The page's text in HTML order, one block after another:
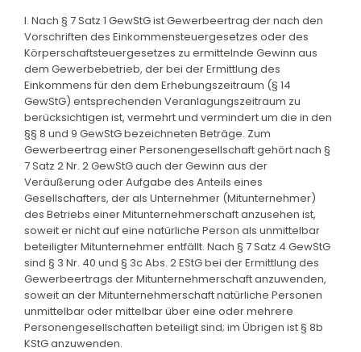
I. Nach § 7 Satz 1 GewStG ist Gewerbeertrag der nach den
Vorschriften des Einkommensteuergesetzes oder des
Körperschaftsteuergesetzes zu ermittelnde Gewinn aus
dem Gewerbebetrieb, der bei der Ermittlung des
Einkommens für den dem Erhebungszeitraum (§ 14
GewStG) entsprechenden Veranlagungszeitraum zu
berücksichtigen ist, vermehrt und vermindert um die in den
§§ 8 und 9 GewStG bezeichneten Beträge. Zum
Gewerbeertrag einer Personengesellschaft gehört nach §
7 Satz 2 Nr. 2 GewStG auch der Gewinn aus der
Veräußerung oder Aufgabe des Anteils eines
Gesellschafters, der als Unternehmer (Mitunternehmer)
des Betriebs einer Mitunternehmerschaft anzusehen ist,
soweit er nicht auf eine natürliche Person als unmittelbar
beteiligter Mitunternehmer entfällt. Nach § 7 Satz 4 GewStG
sind § 3 Nr. 40 und § 3c Abs. 2 EStG bei der Ermittlung des
Gewerbeertrags der Mitunternehmerschaft anzuwenden,
soweit an der Mitunternehmerschaft natürliche Personen
unmittelbar oder mittelbar über eine oder mehrere
Personengesellschaften beteiligt sind; im Übrigen ist § 8b
KStG anzuwenden.